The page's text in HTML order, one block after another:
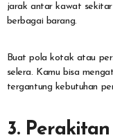
jarak antar kawat
berbagai barang.
Buat pola kotak atau
selera. Kamu bisa
tergantung kebutuhan
3.